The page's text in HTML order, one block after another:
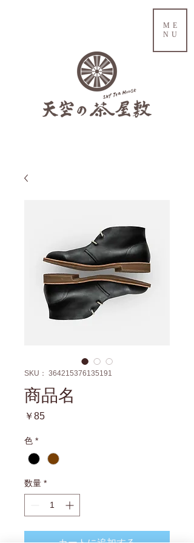
ME
NU
SKU： 364215376135191
商品名
￥85価
色 *
数量 *